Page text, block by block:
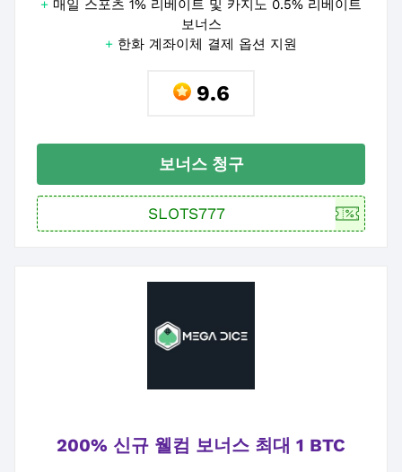
+ 매일 스포츠 1% 리베이트 및 카지노 0.5% 리베이트
보너스
+ 한화 계좌이체 결제 옵션 지원
9.6
보너스 청구
200% 신규 웰컴 보너스 최대 1 BTC